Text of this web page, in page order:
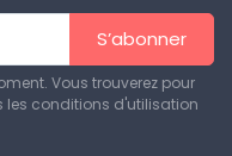
S’abonner
Vous trouverez pour
conditions d'utilisation